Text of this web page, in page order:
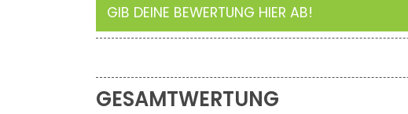
GIB DEINE BEWERTUNG HIER AB!
GESAMTWERTUNG